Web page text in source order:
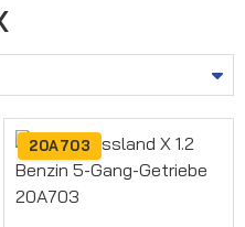
20A703